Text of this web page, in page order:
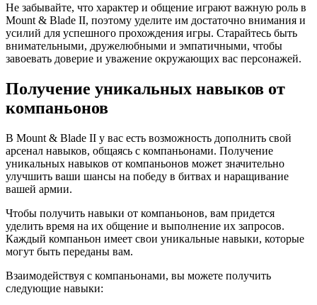
Не забывайте, что характер и общение играют важную роль в
Mount & Blade II, поэтому уделите им достаточно внимания и
усилий для успешного прохождения игры. Старайтесь быть
внимательными, дружелюбными и эмпатичными, чтобы
завоевать доверие и уважение окружающих вас персонажей.
Получение уникальных навыков от
компаньонов
В Mount & Blade II у вас есть возможность дополнить свой
арсенал навыков, общаясь с компаньонами. Получение
уникальных навыков от компаньонов может значительно
улучшить ваши шансы на победу в битвах и наращивание
вашей армии.
Чтобы получить навыки от компаньонов, вам придется
уделить время на их общение и выполнение их запросов.
Каждый компаньон имеет свои уникальные навыки, которые
могут быть переданы вам.
Взаимодействуя с компаньонами, вы можете получить
следующие навыки: